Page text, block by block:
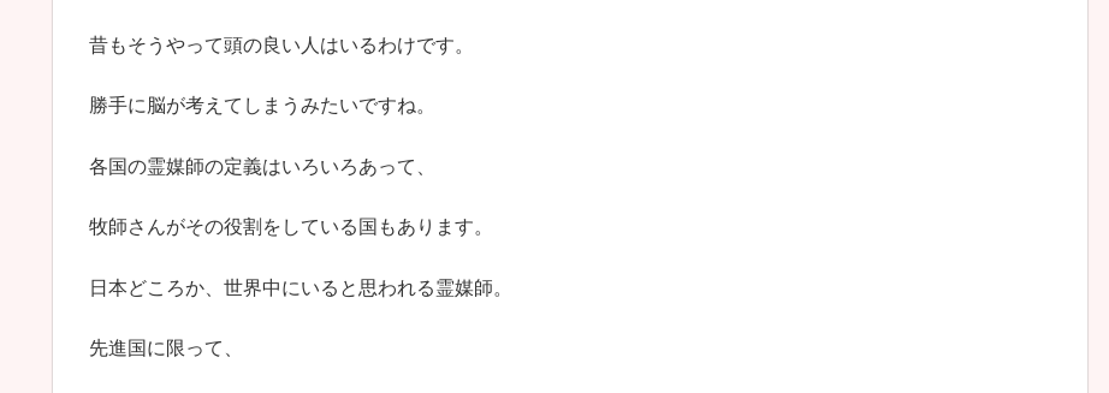
昔もそうやって頭の良い人はいるわけです。
勝手に脳が考えてしまうみたいですね。
各国の霊媒師の定義はいろいろあって、
牧師さんがその役割をしている国もあります。
日本どころか、世界中にいると思われる霊媒師。
先進国に限って、